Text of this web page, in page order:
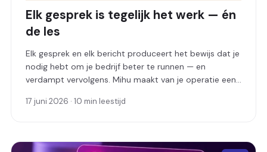
Elk gesprek is tegelijk het werk — én
de les
Elk gesprek en elk bericht produceert het bewijs dat je
nodig hebt om je bedrijf beter te runnen — en
verdampt vervolgens. Mihu maakt van je operatie een
naar boven, vraag het in gewone taal, voer
17 juni 2026 · 10 min leestijd